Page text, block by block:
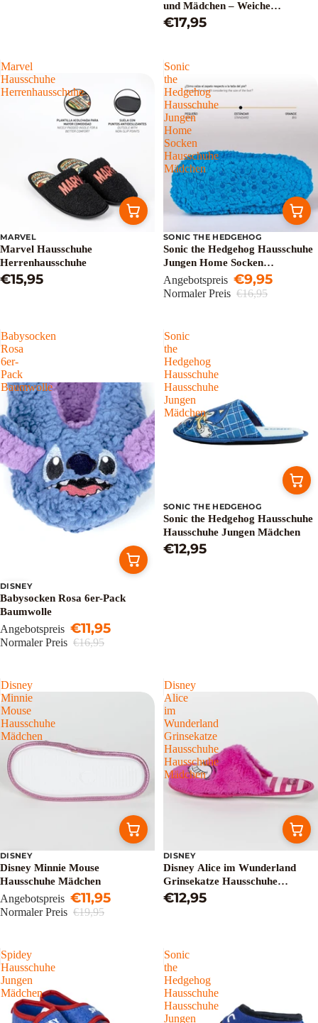
und Mädchen – Weiche
Pantoffeln
€17,95
Marvel
Hausschuhe
Herrenhausschuhe
MARVEL
Marvel Hausschuhe
Herrenhausschuhe
€15,95
Sonic
the
Hedgehog
Hausschuhe
Jungen
Home
Socken
Hausschuhe
Mädchen
Sale
SONIC THE HEDGEHOG
Sonic the Hedgehog Hausschuhe
Jungen Home Socken
Hausschuhe Mädchen
Angebotspreis €9,95
Normaler Preis €16,95
Babysocken
Rosa
6er-
Pack
Baumwolle
Sale
DISNEY
Babysocken Rosa 6er-Pack
Baumwolle
Angebotspreis €11,95
Normaler Preis €16,95
Sonic
the
Hedgehog
Hausschuhe
Hausschuhe
Jungen
Mädchen
SONIC THE HEDGEHOG
Sonic the Hedgehog Hausschuhe
Hausschuhe Jungen Mädchen
€12,95
Disney
Minnie
Mouse
Hausschuhe
Mädchen
Sale
DISNEY
Disney Minnie Mouse
Hausschuhe Mädchen
Angebotspreis €11,95
Normaler Preis €19,95
Disney
Alice
im
Wunderland
Grinsekatze
Hausschuhe
Hausschuhe
Mädchen
DISNEY
Disney Alice im Wunderland
Grinsekatze Hausschuhe
Hausschuhe Mädchen
€12,95
Spidey
Hausschuhe
Jungen
Mädchen
Sonic
the
Hedgehog
Hausschuhe
Hausschuhe
Jungen